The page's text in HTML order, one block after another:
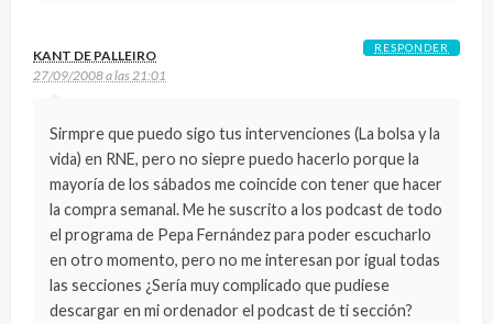
KANT DE PALLEIRO
27/09/2008 a las 21:01
Sirmpre que puedo sigo tus intervenciones (La bolsa y la
vida) en RNE, pero no siepre puedo hacerlo porque la
mayoría de los sábados me coincide con tener que hacer
la compra semanal. Me he suscrito a los podcast de todo
el programa de Pepa Fernández para poder escucharlo
en otro momento, pero no me interesan por igual todas
las secciones ¿Sería muy complicado que pudiese
descargar en mi ordenador el podcast de ti sección?
RESPONDER